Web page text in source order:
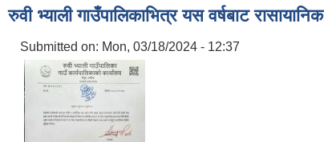
रुवी भ्याली गाउँपालिकाभित्र यस वर्षबाट
Submitted on: Mon, 03/18/2024 - 12:37